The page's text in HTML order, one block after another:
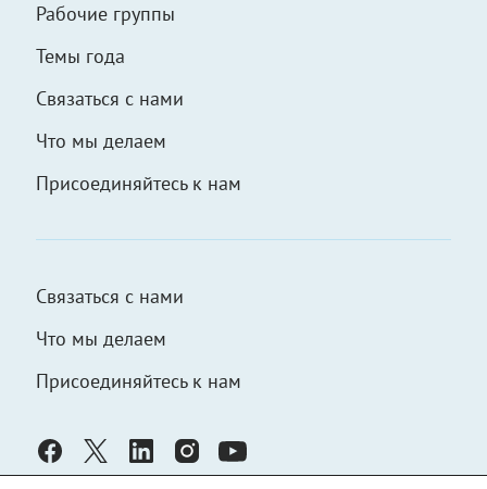
Рабочие группы
Темы года
Связаться с нами
Что мы делаем
Присоединяйтесь к нам
Связаться с нами
Что мы делаем
Присоединяйтесь к нам